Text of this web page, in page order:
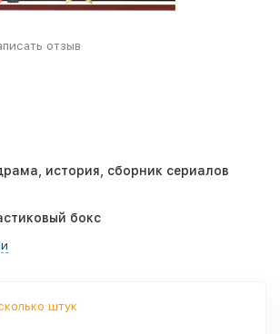
отзыв
история, сборник сериалов
бокс
штук